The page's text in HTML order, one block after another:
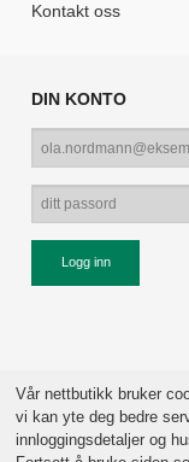
Kontakt oss
DIN KONTO
Vår nettbutikk bruker
vi kan yte deg bedre
innloggingsdetaljer og